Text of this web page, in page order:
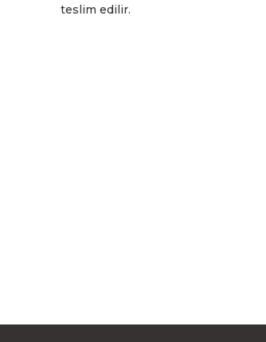
teslim edilir.